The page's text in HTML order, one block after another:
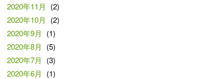
2020年11月
(2)
2020年10月
(2)
2020年9月
(1)
2020年8月
(5)
2020年7月
(3)
2020年6月
(1)